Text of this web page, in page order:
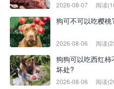
2026-08-07 阅读
狗可不可以吃樱
2026-08-06 阅读
狗狗可以吃西红
坏处?
2026-08-06 阅读